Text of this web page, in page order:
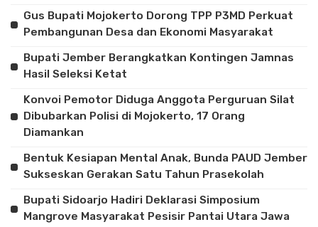
Gus Bupati Mojokerto Dorong TPP P3MD Perkuat
Pembangunan Desa dan Ekonomi Masyarakat
Bupati Jember Berangkatkan Kontingen Jamnas
Hasil Seleksi Ketat
Konvoi Pemotor Diduga Anggota Perguruan Silat
Dibubarkan Polisi di Mojokerto, 17 Orang
Diamankan
Bentuk Kesiapan Mental Anak, Bunda PAUD Jember
Sukseskan Gerakan Satu Tahun Prasekolah
Bupati Sidoarjo Hadiri Deklarasi Simposium
Mangrove Masyarakat Pesisir Pantai Utara Jawa